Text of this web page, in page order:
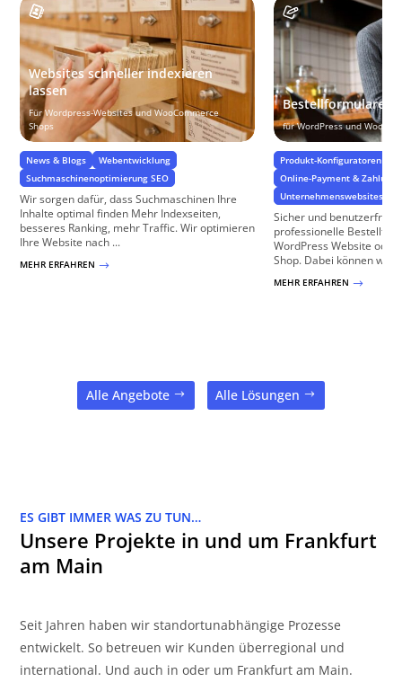
Websites schneller indexieren
lassen
Für Wordpress-Websites und WooCommerce
Shops
News & Blogs
Webentwicklung
Suchmaschinenoptimierung SEO
Wir sorgen dafür, dass Suchmaschinen Ihre
Inhalte optimal finden Mehr Indexseiten,
besseres Ranking, mehr Traffic. Wir optimieren
Ihre Website nach ...
MEHR ERFAHREN $
Bestellformulare
für WordPress und
Produkt-Konfiguratoren &
Online-Payment &
Unternehmenswebsites
Sicher und
professionelle
WordPress Website
Shop. Dabei können wir
MEHR ERFAHREN $
Alle Angebote Alle Lösungen
ES GIBT IMMER WAS ZU TUN…
Unsere Projekte in und um Frankfurt
am Main
Seit Jahren haben wir standortunabhängige Prozesse
entwickelt. So betreuen wir Kunden überregional und
international. Und auch in oder um Frankfurt am Main.